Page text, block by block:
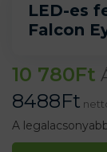
LED-es
Falcon
10 780Ft
8488Ft
A